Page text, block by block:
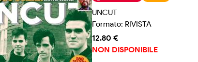
UNCUT
Formato: RIVISTA
12.80 €
NON DISPONIBILE